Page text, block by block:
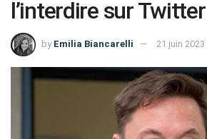
l’interdire sur
by Emilia Biancarelli 21 juin